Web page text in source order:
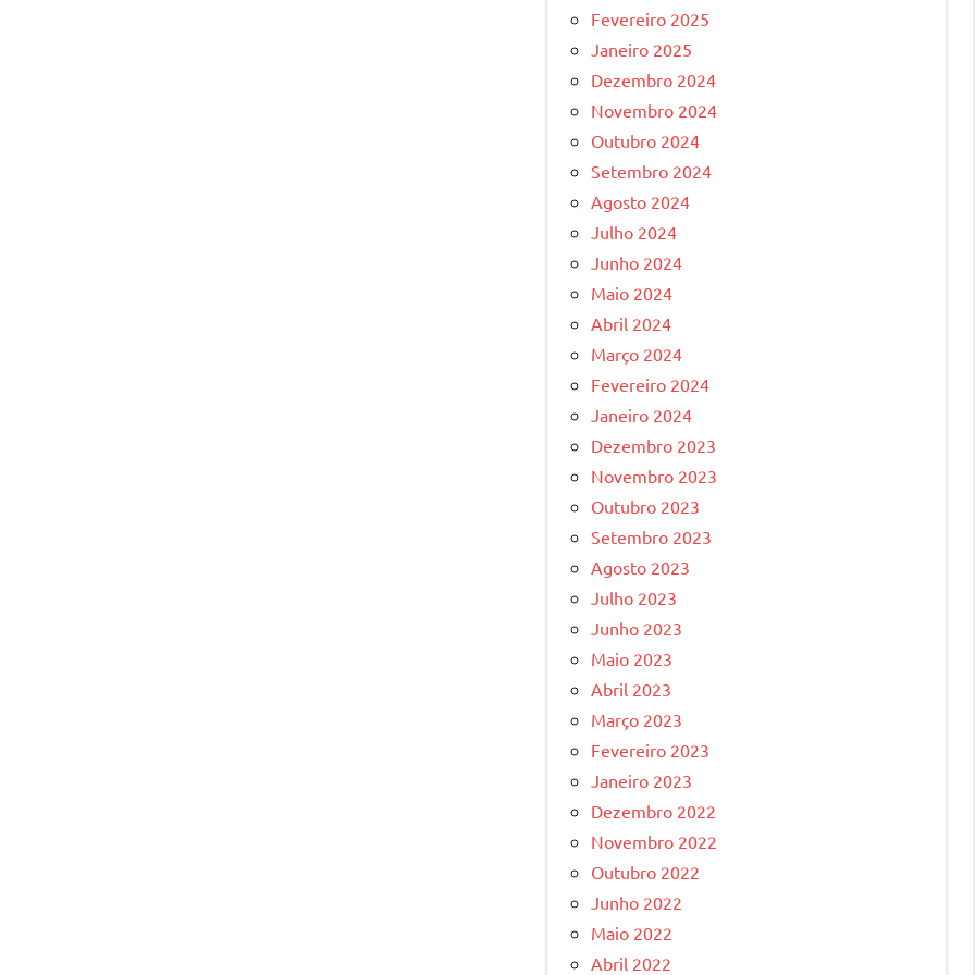
Fevereiro 2025
Janeiro 2025
Dezembro 2024
Novembro 2024
Outubro 2024
Setembro 2024
Agosto 2024
Julho 2024
Junho 2024
Maio 2024
Abril 2024
Março 2024
Fevereiro 2024
Janeiro 2024
Dezembro 2023
Novembro 2023
Outubro 2023
Setembro 2023
Agosto 2023
Julho 2023
Junho 2023
Maio 2023
Abril 2023
Março 2023
Fevereiro 2023
Janeiro 2023
Dezembro 2022
Novembro 2022
Outubro 2022
Junho 2022
Maio 2022
Abril 2022